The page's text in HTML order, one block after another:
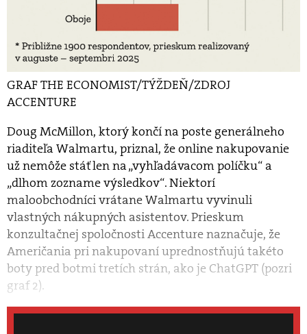
GRAF THE ECONOMIST/TÝŽDEŇ/ZDROJ
ACCENTURE
Doug McMillon, ktorý končí na poste generálneho
riaditeľa Walmartu, priznal, že online nakupovanie
už nemôže stáť len na „vyhľadávacom políčku“ a
„dlhom zozname výsledkov“. Niektorí
maloobchodníci vrátane Walmartu vyvinuli
vlastných nákupných asistentov. Prieskum
konzultačnej spoločnosti Accenture naznačuje, že
Američania pri nakupovaní uprednostňujú takéto
boty pred botmi tretích strán, ako je ChatGPT (pozri
graf 2).